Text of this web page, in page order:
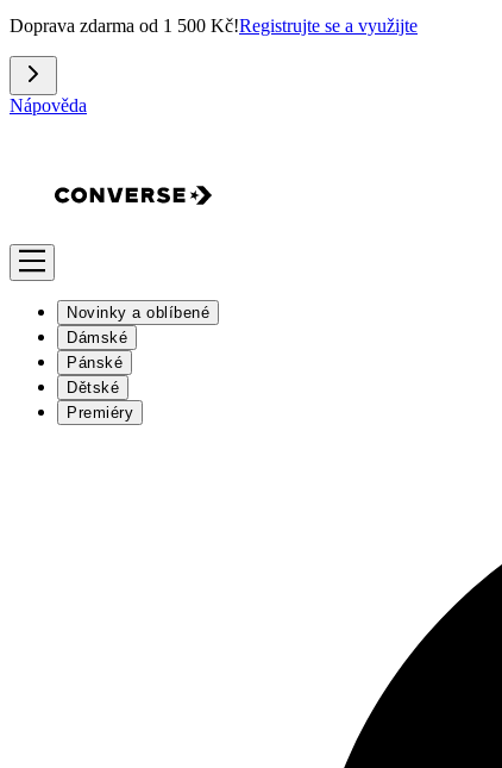
Doprava zdarma od 1 500 Kč!Registrujte se a využijte
Nápověda
Novinky a oblíbené
Dámské
Pánské
Dětské
Premiéry